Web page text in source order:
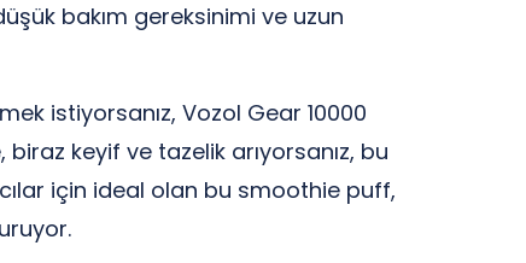
bakım gereksinimi ve uzun
istiyorsanız, Vozol Gear 10000
keyif ve tazelik arıyorsanız, bu
için ideal olan bu smoothie puff,